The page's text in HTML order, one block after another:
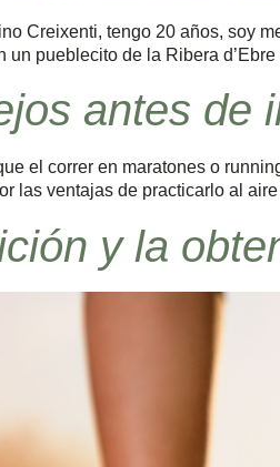
Creixenti, tengo 20 años, soy
un pueblecito de la Ribera
antes de
el correr en maratones o
las ventajas de practicarlo al
y la